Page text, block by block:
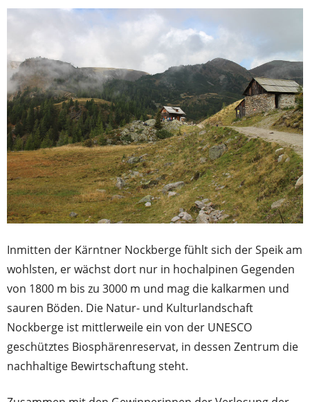
Inmitten der Kärntner Nockberge fühlt sich der Speik am
wohlsten, er wächst dort nur in hochalpinen Gegenden
von 1800 m bis zu 3000 m und mag die kalkarmen und
sauren Böden. Die Natur- und Kulturlandschaft
Nockberge ist mittlerweile ein von der UNESCO
geschütztes Biosphärenreservat, in dessen Zentrum die
nachhaltige Bewirtschaftung steht.